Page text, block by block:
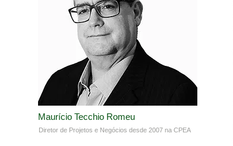
Maurício Tecchio Romeu
Diretor de Projetos e Negócios desde 2007 na CPEA